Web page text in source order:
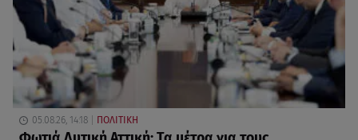
05.08.26, 14:18 ΠΟΛΙΤΙΚΗ